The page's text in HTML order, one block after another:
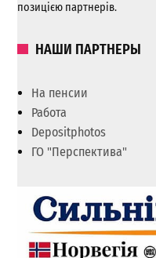
позицією партнерів.
НАШИ ПАРТНЕРЫ
На пенсии
Работа
Depositphotos
ГО "Перспектива"